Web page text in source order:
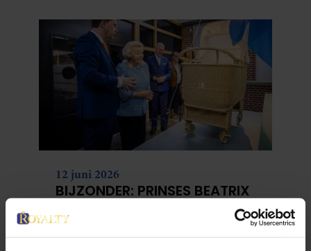
12 juni 2026
BIJZONDER: PRINSES BEATRIX
VERDWENEN WIEG TERUG